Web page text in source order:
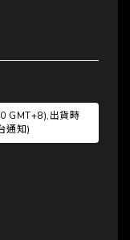
GMT+8),出貨時
通知)